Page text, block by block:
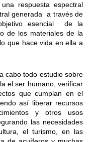
respuesta espectral
generada a través de
esencial de la
de los materiales de la
que hace vida en ella a
cabo todo estudio sobre
el ser humano, verificar
que cumplan en el
así liberar recursos
y otros usos
las necesidades
el turismo, en las